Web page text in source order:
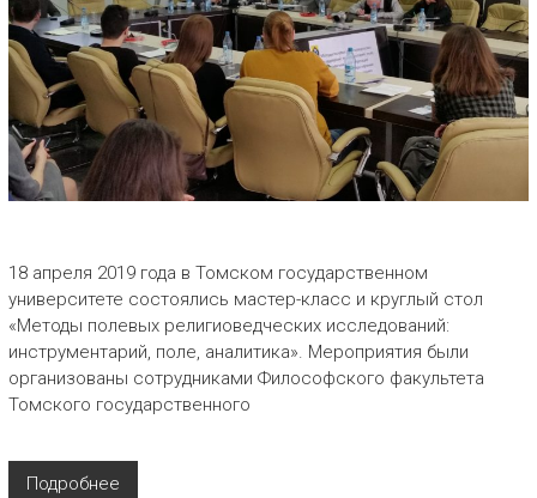
18 апреля 2019 года в Томском государственном
университете состоялись мастер-класс и круглый стол
«Методы полевых религиоведческих исследований:
инструментарий, поле, аналитика». Мероприятия были
организованы сотрудниками Философского факультета
Томского государственного
Подробнее